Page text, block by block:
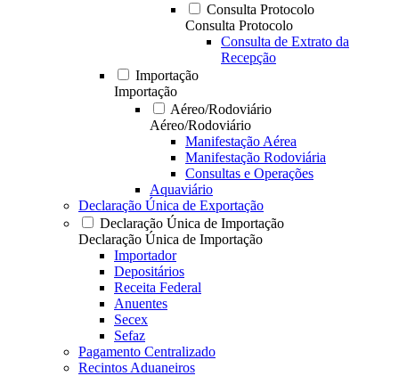
Consulta Protocolo
Consulta Protocolo
Consulta de Extrato da
Recepção
Importação
Importação
Aéreo/Rodoviário
Aéreo/Rodoviário
Manifestação Aérea
Manifestação Rodoviária
Consultas e Operações
Aquaviário
Declaração Única de Exportação
Declaração Única de Importação
Declaração Única de Importação
Importador
Depositários
Receita Federal
Anuentes
Secex
Sefaz
Pagamento Centralizado
Recintos Aduaneiros